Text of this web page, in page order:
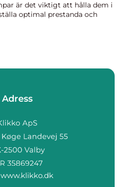
är det viktigt att hålla dem i
optimal prestanda och
Adress
www.klikko.dk